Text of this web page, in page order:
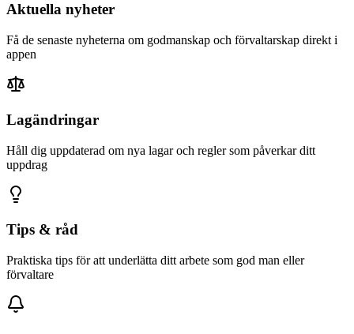
Aktuella nyheter
Få de senaste nyheterna om godmanskap och förvaltarskap direkt i
appen
Lagändringar
Håll dig uppdaterad om nya lagar och regler som påverkar ditt
uppdrag
Tips & råd
Praktiska tips för att underlätta ditt arbete som god man eller
förvaltare